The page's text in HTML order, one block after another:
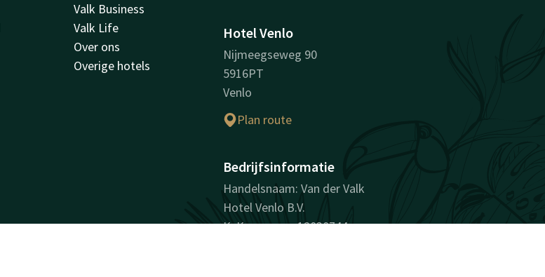
Valk Business
Valk Life
Over ons
Overige hotels
Hotel Venlo
Nijmeegseweg 90
5916PT
Venlo
Plan route
Bedrijfsinformatie
Handelsnaam: Van der Valk
Hotel Venlo B.V.
KvK-nummer: 12030744